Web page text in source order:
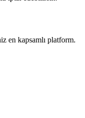
en kapsamlı platform.